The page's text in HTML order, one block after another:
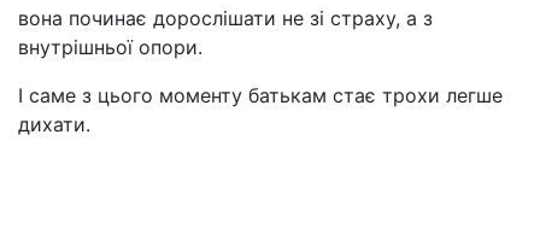
вона починає дорослішати не зі страху, а з
внутрішньої опори.
І саме з цього моменту батькам стає трохи легше
дихати.